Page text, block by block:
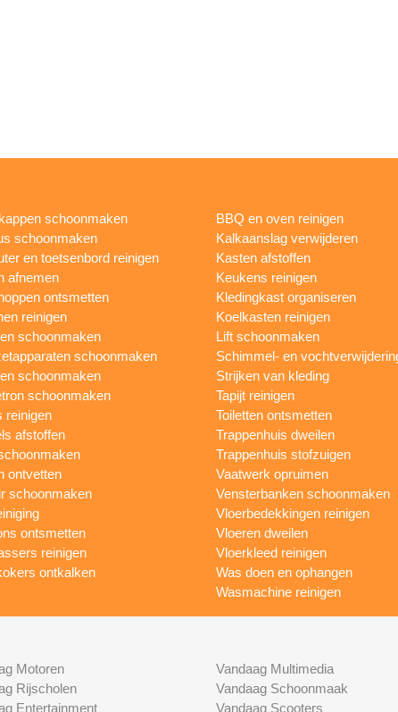
schoonmaken
schoonmaken
en toetsenbord reinigen
afnemen
ontsmetten
reinigen
schoonmaken
schoonmaken
schoonmaken
schoonmaken
reinigen
afstoffen
ontvetten
schoonmaken
ontsmetten
reinigen
ontkalken
BBQ en oven reinigen
Kalkaanslag verwijderen
Kasten afstoffen
Keukens reinigen
Kledingkast organiseren
Koelkasten reinigen
Lift schoonmaken
Schimmel- en
Strijken van kleding
Tapijt reinigen
Toiletten ontsmetten
Trappenhuis dweilen
Trappenhuis stofzuigen
Vaatwerk opruimen
Vensterbanken schoonmaken
Vloerbedekkingen reinigen
Vloeren dweilen
Vloerkleed reinigen
Was doen en ophangen
Wasmachine reinigen
Motoren
Rijscholen
Entertainment
Vandaag Multimedia
Vandaag Schoonmaak
Vandaag Scooters